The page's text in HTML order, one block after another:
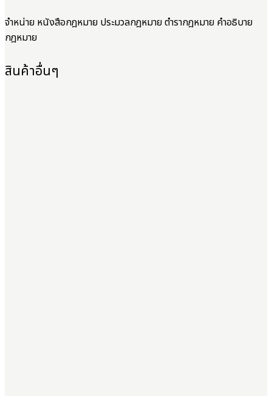
จำหน่าย หนังสือกฎหมาย ประมวลกฎหมาย ตำรากฎหมาย คำอธิบาย
กฎหมาย
สินค้าอื่นๆ